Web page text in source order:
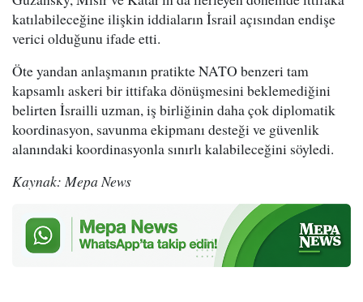
katılabileceğine ilişkin iddiaların İsrail açısından endişe
verici olduğunu ifade etti.
Öte yandan anlaşmanın pratikte NATO benzeri tam
kapsamlı askeri bir ittifaka dönüşmesini beklemediğini
belirten İsrailli uzman, iş birliğinin daha çok diplomatik
koordinasyon, savunma ekipmanı desteği ve güvenlik
alanındaki koordinasyonla sınırlı kalabileceğini söyledi.
Kaynak: Mepa News